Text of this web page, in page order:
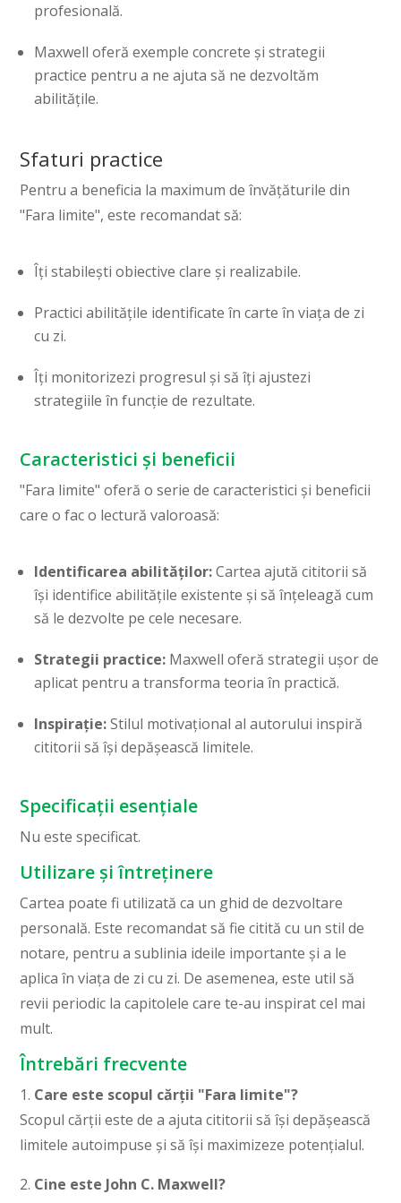
profesională.
Maxwell oferă exemple concrete și strategii
practice pentru a ne ajuta să ne dezvoltăm
abilitățile.
Sfaturi practice
Pentru a beneficia la maximum de învățăturile din
"Fara limite", este recomandat să:
Îți stabilești obiective clare și realizabile.
Practici abilitățile identificate în carte în viața de zi
cu zi.
Îți monitorizezi progresul și să îți ajustezi
strategiile în funcție de rezultate.
Caracteristici și beneficii
"Fara limite" oferă o serie de caracteristici și beneficii
care o fac o lectură valoroasă:
Identificarea abilităților:Cartea ajută cititorii să
își identifice abilitățile existente și să înțeleagă cum
să le dezvolte pe cele necesare.
Strategii practice: Maxwell oferă strategii ușor de
aplicat pentru a transforma teoria în practică.
Inspirație:Stilul motivațional al autorului inspiră
cititorii să își depășească limitele.
Specificații esențiale
Nu este specificat.
Utilizare și întreținere
Cartea poate fi utilizată ca un ghid de dezvoltare
personală. Este recomandat să fie citită cu un stil de
notare, pentru a sublinia ideile importante și a le
aplica în viața de zi cu zi. De asemenea, este util să
revii periodic la capitolele care te-au inspirat cel mai
mult.
Întrebări frecvente
1. Care este scopul cărții "Fara limite"?
Scopul cărții este de a ajuta cititorii să își depășească
limitele autoimpuse și să își maximizeze potențialul.
2. Cine este John C. Maxwell?